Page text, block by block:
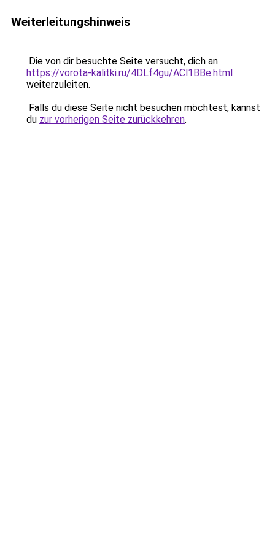
Weiterleitungshinweis
Die von dir besuchte Seite versucht, dich an
https://vorota-kalitki.ru/4DLf4gu/ACl1BBe.html
weiterzuleiten.
Falls du diese Seite nicht besuchen möchtest, kannst
du zur vorherigen Seite zurückkehren.